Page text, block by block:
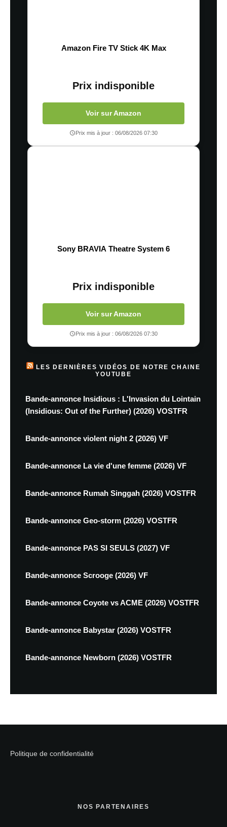
Amazon Fire TV Stick 4K Max
Prix indisponible
Voir sur Amazon
Prix mis à jour : 06/08/2026 07:30
Sony BRAVIA Theatre System 6
Prix indisponible
Voir sur Amazon
Prix mis à jour : 06/08/2026 07:30
LES DERNIÈRES VIDÉOS DE NOTRE CHAINE
YOUTUBE
Bande-annonce Insidious : L'Invasion du Lointain
(Insidious: Out of the Further) (2026) VOSTFR
Bande-annonce violent night 2 (2026) VF
Bande-annonce La vie d'une femme (2026) VF
Bande-annonce Rumah Singgah (2026) VOSTFR
Bande-annonce Geo-storm (2026) VOSTFR
Bande-annonce PAS SI SEULS (2027) VF
Bande-annonce Scrooge (2026) VF
Bande-annonce Coyote vs ACME (2026) VOSTFR
Bande-annonce Babystar (2026) VOSTFR
Bande-annonce Newborn (2026) VOSTFR
Politique de confidentialité
NOS PARTENAIRES